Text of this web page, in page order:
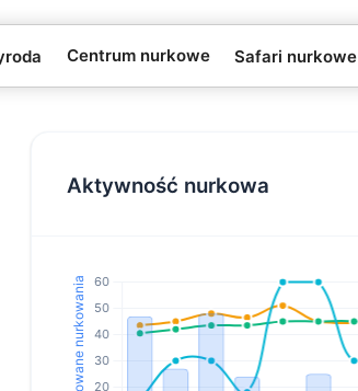
Centrum nurkowe Safari nurkowe
Aktywność nurkowa